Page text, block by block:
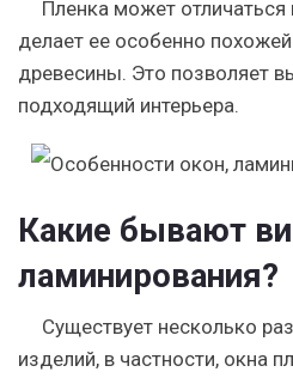
Пленка может отличаться
делает ее особенно
древесины. Это позволяет
подходящий интерьера.
Какие бывают
ламинирования?
Существует несколько
изделий, в частности, окна